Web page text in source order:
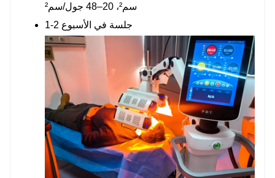
سم²، 20–48 جول/سم²
1-2 جلسة في الأسبوع